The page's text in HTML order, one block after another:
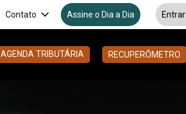
Contato Assine o Dia a Dia Entrar
AGENDA TRIBUTÁRIA RECUPERÔMETRO